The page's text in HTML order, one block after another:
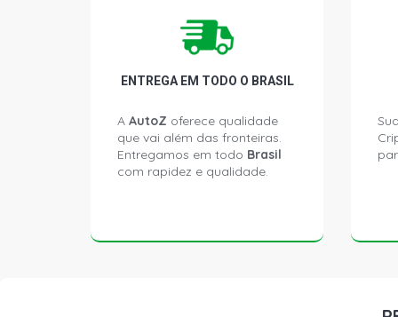
ENTREGA EM TODO O BRASIL
A AutoZ oferece qualidade
que vai além das fronteiras.
Entregamos em todo Brasil
com rapidez e qualidade.